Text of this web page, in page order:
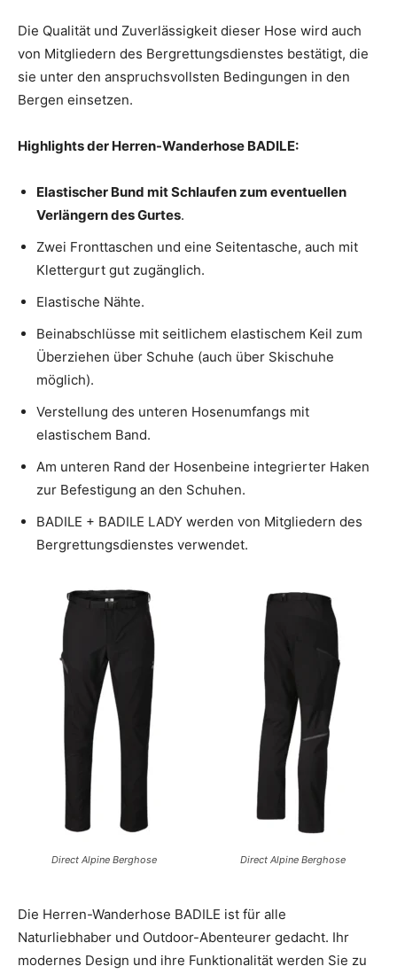
Die Qualität und Zuverlässigkeit dieser Hose wird auch
von Mitgliedern des Bergrettungsdienstes bestätigt, die
sie unter den anspruchsvollsten Bedingungen in den
Bergen einsetzen.
Highlights der Herren-Wanderhose BADILE:
Elastischer Bund mit Schlaufen zum eventuellen
Verlängern des Gurtes.
Zwei Fronttaschen und eine Seitentasche, auch mit
Klettergurt gut zugänglich.
Elastische Nähte.
Beinabschlüsse mit seitlichem elastischem Keil zum
Überziehen über Schuhe (auch über Skischuhe
möglich).
Verstellung des unteren Hosenumfangs mit
elastischem Band.
Am unteren Rand der Hosenbeine integrierter Haken
zur Befestigung an den Schuhen.
BADILE + BADILE LADY werden von Mitgliedern des
Bergrettungsdienstes verwendet.
Direct Alpine Berghose Direct Alpine Berghose
Die Herren-Wanderhose BADILE ist für alle
Naturliebhaber und Outdoor-Abenteurer gedacht. Ihr
modernes Design und ihre Funktionalität werden Sie zu